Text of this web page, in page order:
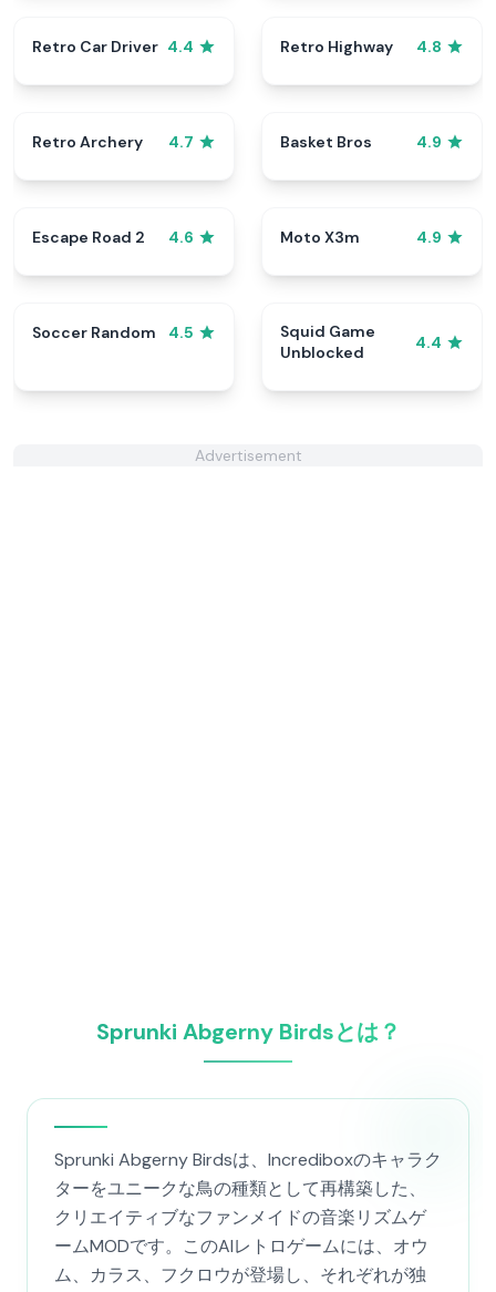
Retro Car Driver 4.4 Retro Highway 4.8
Retro Archery 4.7 Basket Bros 4.9
Escape Road 2 4.6 Moto X3m 4.9
Soccer Random 4.5
Squid Game
Unblocked
4.4
Advertisement
Sprunki Abgerny Birdsとは？
Sprunki Abgerny Birdsは、Incrediboxのキャラク
ターをユニークな鳥の種類として再構築した、
クリエイティブなファンメイドの音楽リズムゲ
ームMODです。このAIレトロゲームには、オウ
ム、カラス、フクロウが登場し、それぞれが独